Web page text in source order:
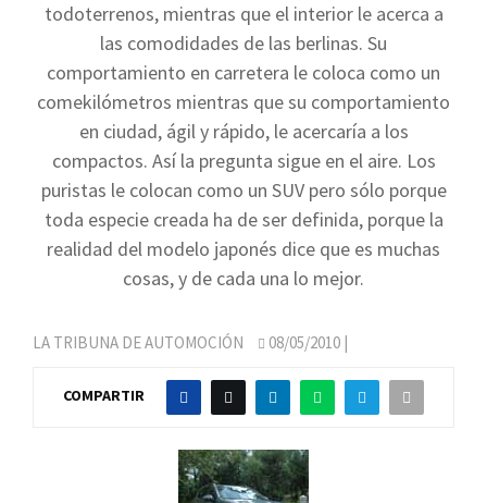
todoterrenos, mientras que el interior le acerca a
las comodidades de las berlinas. Su
comportamiento en carretera le coloca como un
comekilómetros mientras que su comportamiento
en ciudad, ágil y rápido, le acercaría a los
compactos. Así la pregunta sigue en el aire. Los
puristas le colocan como un SUV pero sólo porque
toda especie creada ha de ser definida, porque la
realidad del modelo japonés dice que es muchas
cosas, y de cada una lo mejor.
LA TRIBUNA DE AUTOMOCIÓN 08/05/2010 |
COMPARTIR